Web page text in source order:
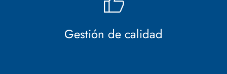
Gestión de calidad